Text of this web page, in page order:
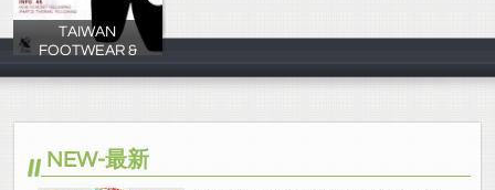
TAIWAN
FOOTWEAR &
慕寧行銷
NEW-最新